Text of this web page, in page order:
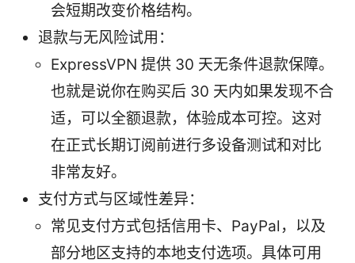
会短期改变价格结构。
退款与无风险试用：
ExpressVPN 提供 30 天无条件退款保障。
也就是说你在购买后 30 天内如果发现不合
适，可以全额退款，体验成本可控。这对
在正式长期订阅前进行多设备测试和对比
非常友好。
支付方式与区域性差异：
常见支付方式包括信用卡、PayPal，以及
部分地区支持的本地支付选项。具体可用